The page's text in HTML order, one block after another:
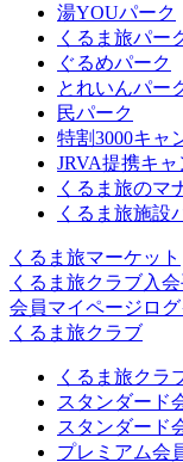
湯YOUパーク
くるま旅パー
ぐるめパーク
とれいんパー
民パーク
特割3000キャ
JRVA提携キ
くるま旅のマ
くるま旅施設
くるま旅マーケット
くるま旅クラブ入
会員マイページロ
くるま旅クラブ
くるま旅クラ
スタンダード
スタンダード
プレミアム会